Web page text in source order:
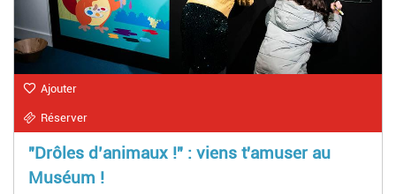
Ajouter
Réserver
"Drôles d’animaux !" : viens t'amuser au
Muséum !